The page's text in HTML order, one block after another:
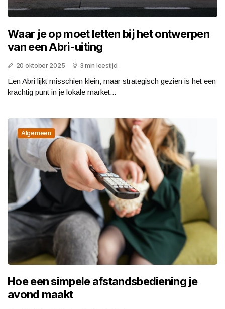
Waar je op moet letten bij het ontwerpen
van een Abri-uiting
20 oktober 2025 3 min leestijd
Een Abri lijkt misschien klein, maar strategisch gezien is het een
krachtig punt in je lokale market...
Algemeen
Hoe een simpele afstandsbediening je
avond maakt